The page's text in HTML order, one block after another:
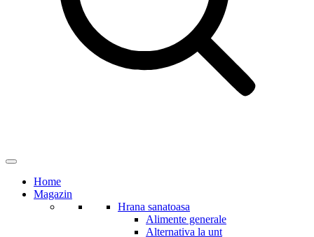
Home
Magazin
Hrana sanatoasa
Alimente generale
Alternativa la unt